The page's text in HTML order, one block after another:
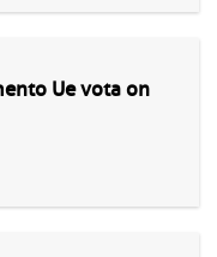
Ue vota on